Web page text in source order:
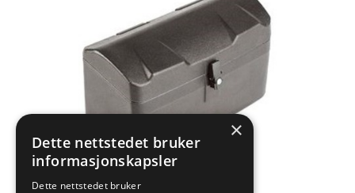
×
Dette nettstedet bruker
informasjonskapsler
Dette nettstedet bruker